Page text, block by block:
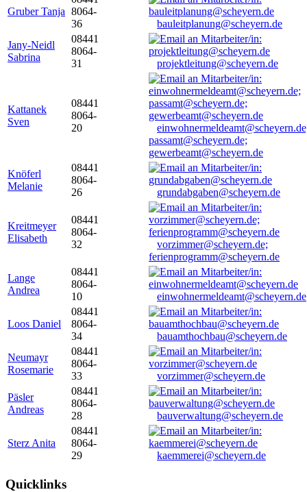
Gruber Tanja 8064-
36
bauleitplanung@scheyern.de
Jany-Neidl
Sabrina
08441
8064-
31
projektleitung@scheyern.de
Kattanek
Sven
08441
8064-
20
passamt@scheyern.de;
gewerbeamt@scheyern.de
Knöferl
Melanie
08441
8064-
26
grundabgaben@scheyern.de
Kreitmeyer
Elisabeth
08441
8064-
32
vorzimmer@scheyern.de;
ferienprogramm@scheyern.de
Lange
Andrea
08441
8064-
10
einwohnermeldeamt@scheyern.de
Loos Daniel
08441
8064-
34
bauamthochbau@scheyern.de
Neumayr
Rosemarie
08441
8064-
33
vorzimmer@scheyern.de
Päsler
Andreas
08441
8064-
28
bauverwaltung@scheyern.de
Sterz Anita
08441
8064-
29
kaemmerei@scheyern.de
Quicklinks